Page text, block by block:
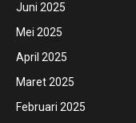
Juni 2025
Mei 2025
April 2025
Maret 2025
Februari 2025